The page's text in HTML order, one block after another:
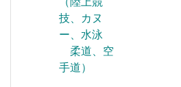
技、カヌ
ー、水泳
柔道、空
手道）